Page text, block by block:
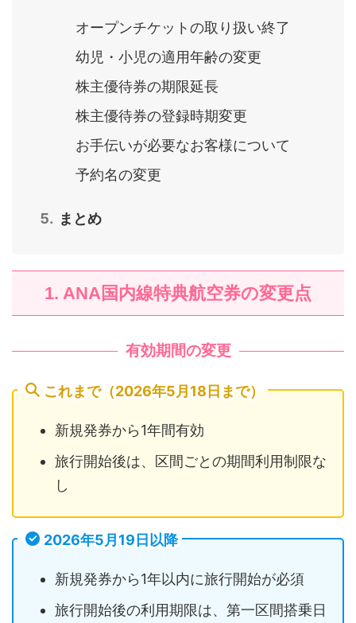
オープンチケットの取り扱い終了
幼児・小児の適用年齢の変更
株主優待券の期限延長
株主優待券の登録時期変更
お手伝いが必要なお客様について
予約名の変更
まとめ
1. ANA国内線特典航空券の変更点
有効期間の変更
これまで（2026年5月18日まで）
新規発券から1年間有効
旅行開始後は、区間ごとの期間利用制限な
し
2026年5月19日以降
新規発券から1年以内に旅行開始が必須
旅行開始後の利用期限は、第一区間搭乗日